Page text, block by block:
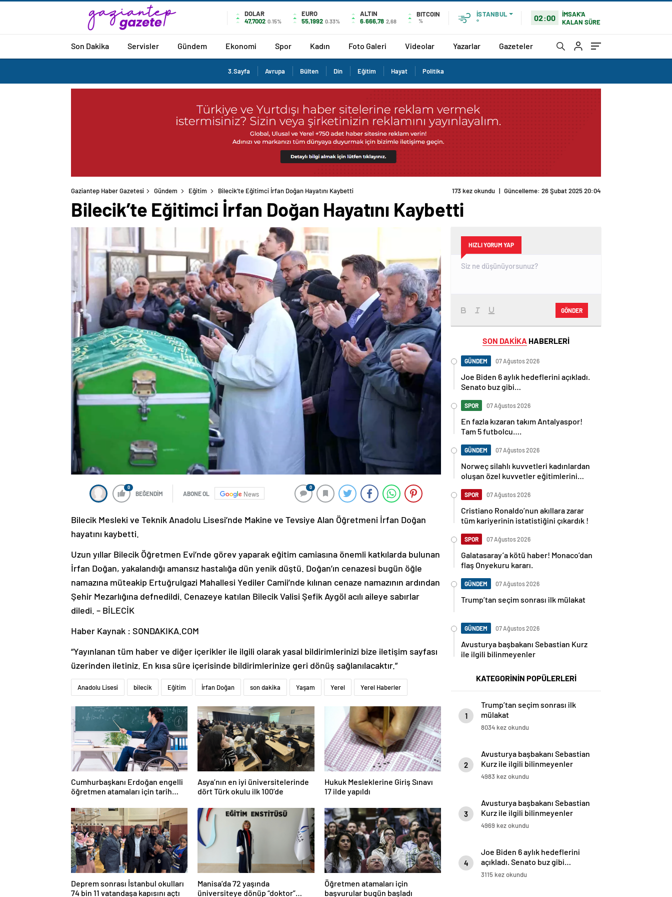
DOLAR
47,7002 0.15%
EURO
55,1992 0.33%
ALTIN
6.666,78 2,68
BITCOIN
%
İSTANBUL
°
02:00
İMSAK'A
KALAN SÜRE
Son Dakika Servisler Gündem Ekonomi Spor Kadın Foto Galeri Videolar Yazarlar Gazeteler
3.Sayfa Avrupa Bülten Din Eğitim Hayat Politika
Gaziantep Haber Gazetesi Gündem Eğitim Bilecik’te Eğitimci İrfan Doğan Hayatını Kaybetti
Bilecik’te Eğitimci İrfan Doğan Hayatını Kaybetti
0
BEĞENDİM ABONE OL News
0
Bilecik Mesleki ve Teknik Anadolu Lisesi’nde Makine ve Tevsiye Alan Öğretmeni İrfan Doğan
hayatını kaybetti.
Uzun yıllar Bilecik Öğretmen Evi’nde görev yaparak eğitim camiasına önemli katkılarda bulunan
İrfan Doğan, yakalandığı amansız hastalığa dün yenik düştü. Doğan’ın cenazesi bugün öğle
namazına müteakip Ertuğrulgazi Mahallesi Yediler Camii’nde kılınan cenaze namazının ardından
Şehir Mezarlığına defnedildi. Cenazeye katılan Bilecik Valisi Şefik Aygöl acılı aileye sabırlar
diledi. – BİLECİK
Haber Kaynak : SONDAKIKA.COM
“Yayınlanan tüm haber ve diğer içerikler ile ilgili olarak yasal bildirimlerinizi bize iletişim sayfası
üzerinden iletiniz. En kısa süre içerisinde bildirimlerinize geri dönüş sağlanılacaktır.”
Anadolu Lisesi bilecik Eğitim İrfan Doğan son dakika Yaşam Yerel Yerel Haberler
Cumhurbaşkanı Erdoğan engelli
öğretmen atamaları için tarih
Asya’nın en iyi üniversitelerinde
dört Türk okulu ilk 100’de
Hukuk Mesleklerine Giriş Sınavı
17 ilde yapıldı
Deprem sonrası İstanbul okulları
74 bin 11 vatandaşa kapısını açtı
Manisa’da 72 yaşında
üniversiteye dönüp “doktor”
Öğretmen atamaları için
başvurular bugün başladı
HIZLI YORUM YAP
GÖNDER
SON DAKİKA HABERLERİ
GÜNDEM 07 Ağustos 2026
Joe Biden 6 aylık hedeflerini açıkladı.
Senato buz gibi…
SPOR 07 Ağustos 2026
En fazla kızaran takım Antalyaspor!
Tam 5 futbolcu….
GÜNDEM 07 Ağustos 2026
Norweç silahlı kuvvetleri kadınlardan
oluşan özel kuvvetler eğitimlerini
SPOR 07 Ağustos 2026
Cristiano Ronaldo’nun akıllara zarar
tüm kariyerinin istatistiğini çıkardık !
SPOR 07 Ağustos 2026
Galatasaray’a kötü haber! Monaco’dan
flaş Onyekuru kararı.
GÜNDEM 07 Ağustos 2026
Trump’tan seçim sonrası ilk mülakat
GÜNDEM 07 Ağustos 2026
Avusturya başbakanı Sebastian Kurz
ile ilgili bilinmeyenler
KATEGORİNİN POPÜLERLERİ
1
Trump’tan seçim sonrası ilk
mülakat
8034 kez okundu
2
Avusturya başbakanı Sebastian
Kurz ile ilgili bilinmeyenler
4983 kez okundu
3
Avusturya başbakanı Sebastian
Kurz ile ilgili bilinmeyenler
4969 kez okundu
4
Joe Biden 6 aylık hedeflerini
açıkladı. Senato buz gibi…
3115 kez okundu